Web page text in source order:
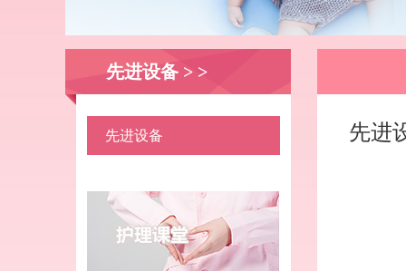
先进设备 > >
先进设备 先进